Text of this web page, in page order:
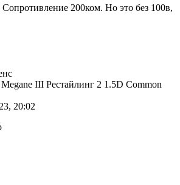
200ком. Но это без 100в,
III Рестайлинг 2 1.5D Common
, 20:02